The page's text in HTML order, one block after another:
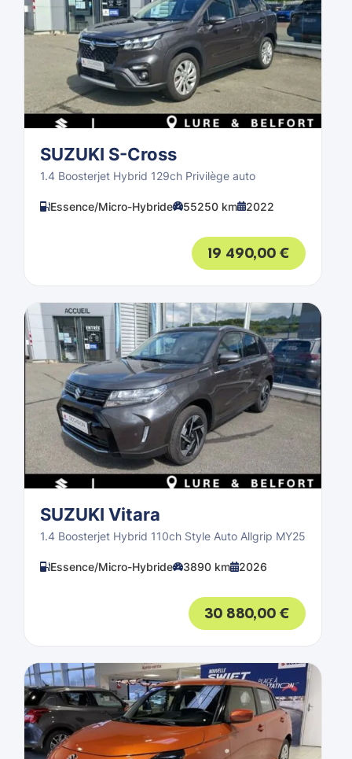
SUZUKI S-Cross
1.4 Boosterjet Hybrid 129ch Privilège auto
Essence/Micro-Hybride 55250 km 2022
19 490,00€
SUZUKI Vitara
1.4 Boosterjet Hybrid 110ch Style Auto Allgrip MY25
Essence/Micro-Hybride 3890 km 2026
30 880,00€